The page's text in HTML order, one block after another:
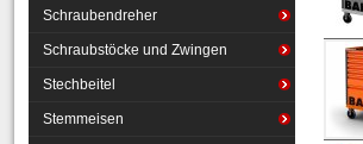
Schraubendreher
Schraubstöcke und Zwingen
Stechbeitel
Stemmeisen